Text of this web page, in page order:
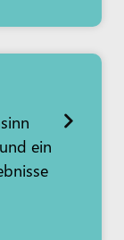
ein